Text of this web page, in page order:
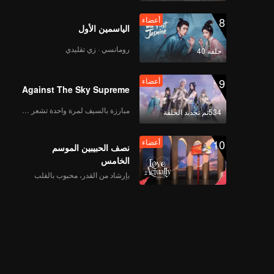
المعاينة
8
حلقة 40
أعضاء
الياسمين الأول
رومانسي · زي تقليدي
9
534تم تجديد الحلقة
أعضاء
Against The Sky Supreme
10 أعضاء
نصف الحبيبين الموسم
الخامس
بإرشاد من القدر، محبوب بالقلب